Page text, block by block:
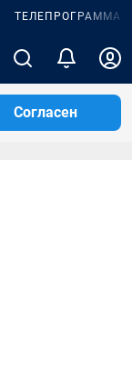
ТЕЛЕПРОГРАММА
Согласен